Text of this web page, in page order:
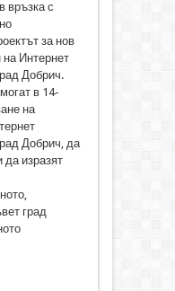
връзка с
за нов
на Интернет
Добрич.
в 14-
на
Добрич, да
да изразят
град